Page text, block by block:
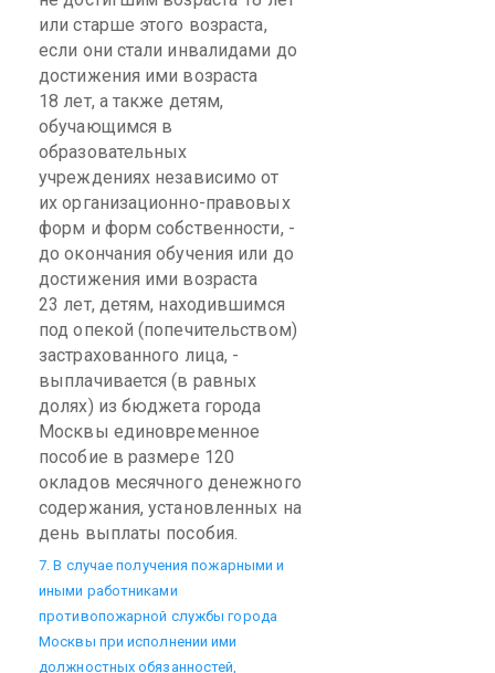
или старше этого возраста,
если они стали инвалидами до
достижения ими возраста
18 лет, а также детям,
обучающимся в
образовательных
учреждениях независимо от
их организационно-правовых
форм и форм собственности, -
до окончания обучения или до
достижения ими возраста
23 лет, детям, находившимся
под опекой (попечительством)
застрахованного лица, -
выплачивается (в равных
долях) из бюджета города
Москвы единовременное
пособие в размере 120
окладов месячного денежного
содержания, установленных на
день выплаты пособия.
7. В случае получения пожарными и
иными работниками
противопожарной службы города
Москвы при исполнении ими
должностных обязанностей,